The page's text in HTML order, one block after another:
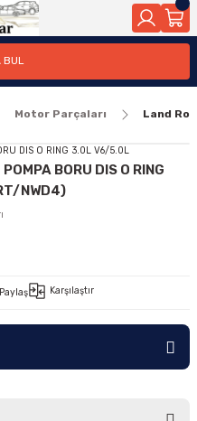
BUL
Motor Parçaları Land
BORU DIS O RING
NWD4)
Paylaş Karşılaştır